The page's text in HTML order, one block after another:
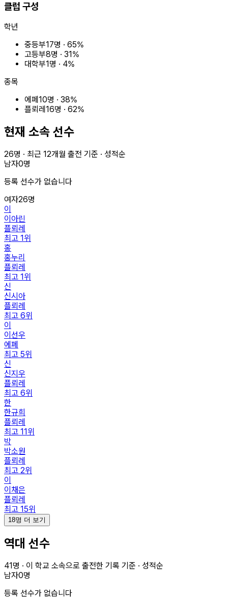
클럽 구성
학년
중등부17명 · 65%
고등부8명 · 31%
대학부1명 · 4%
종목
에페10명 · 38%
플뢰레16명 · 62%
현재 소속 선수
26명 · 최근 12개월 출전 기준 · 성적순
남자0명
등록 선수가 없습니다
여자26명
이
이아린
플뢰레
최고 1위
홍
홍누리
플뢰레
최고 1위
신
신시아
플뢰레
최고 6위
이
이선우
에페
최고 5위
신
신지우
플뢰레
최고 6위
한
한규희
플뢰레
최고 11위
박
박소원
플뢰레
최고 2위
이
이채은
플뢰레
최고 15위
18명 더 보기
역대 선수
41 명 · 이 학교 소속으로 출전한 기록 기준 · 성적순
남자0명
등록 선수가 없습니다